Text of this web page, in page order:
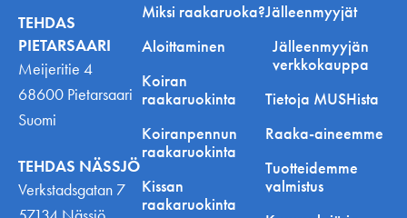
TEHDAS
PIETARSAARI
Meijeritie 4
68600 Pietarsaari
Suomi
TEHDAS NÄSSJÖ
Verkstadsgatan 7
Miksi raakaruoka?
Aloittaminen
Koiran
raakaruokinta
Koiranpennun
raakaruokinta
Kissan
raakaruokinta
Jälleenmyyjät
Jälleenmyyjän
verkkokauppa
Tietoja MUSHista
Raaka-aineemme
Tuotteidemme
valmistus